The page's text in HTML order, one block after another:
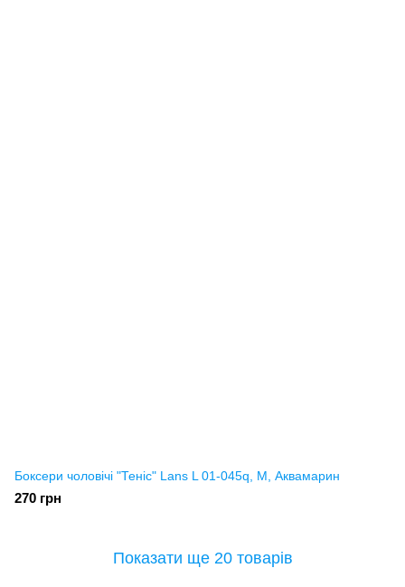
Боксери чоловічі "Теніс" Lans L 01-045q, M, Аквамарин
270 грн
Показати ще 20 товарів